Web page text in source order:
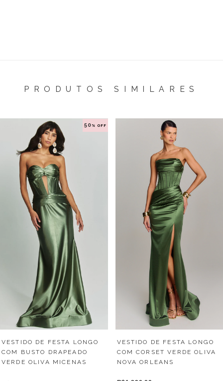
PRODUTOS SIMILARES
50 % OFF
VESTIDO DE FESTA LONGO
COM BUSTO DRAPEADO
VERDE OLIVA MICENAS
VESTIDO DE FESTA LONGO
COM CORSET VERDE OLIVA
NOVA ORLEANS